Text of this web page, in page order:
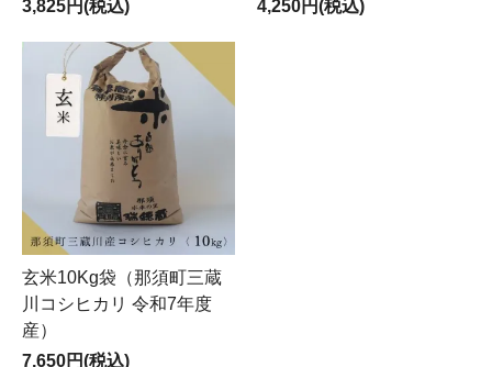
3,825円(税込) 4,250円(税込)
玄米10Kg袋（那須町三蔵
川コシヒカリ 令和7年度
産）
7,650円(税込)